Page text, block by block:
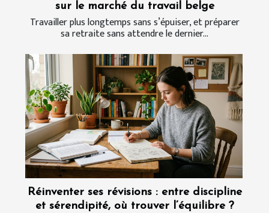
sur le marché du travail belge
Travailler plus longtemps sans s’épuiser, et préparer
sa retraite sans attendre le dernier...
Réinventer ses révisions : entre discipline
et sérendipité, où trouver l’équilibre ?